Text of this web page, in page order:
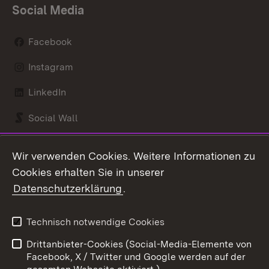
Social Media
Facebook
Instagram
LinkedIn
Social Wall
Kontakt
Barrierefreiheit
Impressum
Cookies
Wir verwenden Cookies. Weitere Informationen zu
Cookies erhalten Sie in unserer
Datenschutzerklärung.
Technisch notwendige Cookies
Drittanbieter-Cookies (Social-Media-Elemente von
Facebook, X / Twitter und Google werden auf der